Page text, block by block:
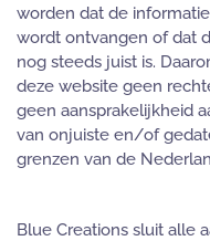
worden dat de
wordt ontvangen of dat
nog steeds juist is.
deze website geen
geen aansprakelijkheid
van onjuiste en/of
grenzen van de
Blue Creations sluit alle